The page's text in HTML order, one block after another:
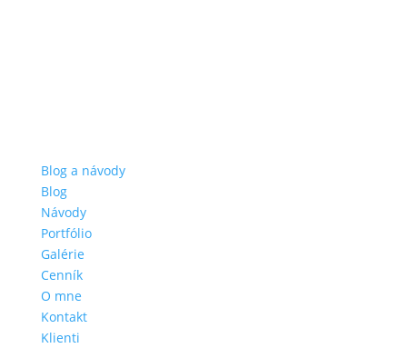
Blog a návody
Blog
Návody
Portfólio
Galérie
Cenník
O mne
Kontakt
Klienti